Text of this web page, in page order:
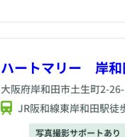
ハートマリー 岸和
大阪府岸和田市土生町2-
JR阪和線東岸和田駅徒
写真撮影サポートあり